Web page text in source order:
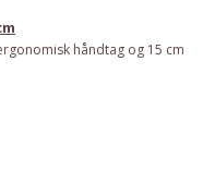
håndtag og 15 cm